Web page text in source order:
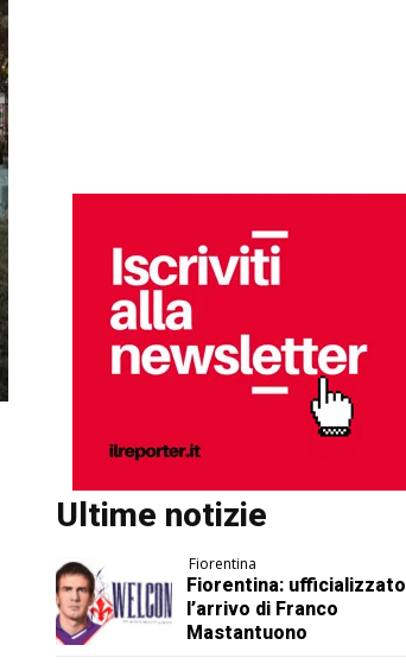
Ultime notizie
Fiorentina
Fiorentina: ufficializzato
l’arrivo di Franco
Mastantuono